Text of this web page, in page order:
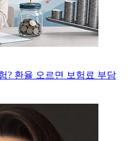
? 환율 오르면 보험료 부담